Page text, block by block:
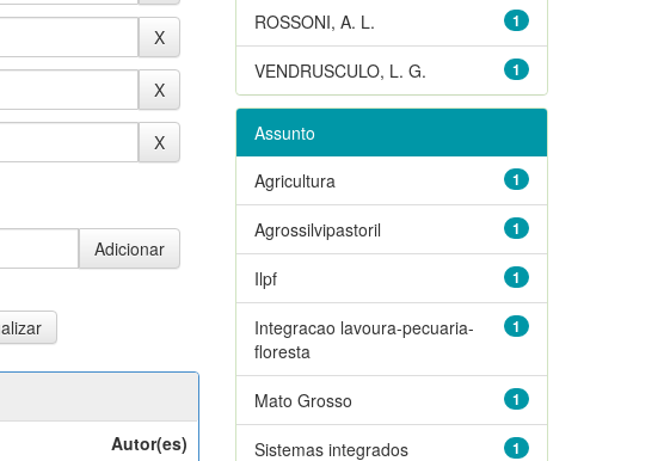
Autor(es)
1
ROSSONI, A. L.
1
VENDRUSCULO, L. G.
Assunto
1
Agricultura
1
Agrossilvipastoril
1
Ilpf
1
Integracao lavoura-pecuaria-
floresta
1
Mato Grosso
1
Sistemas integrados